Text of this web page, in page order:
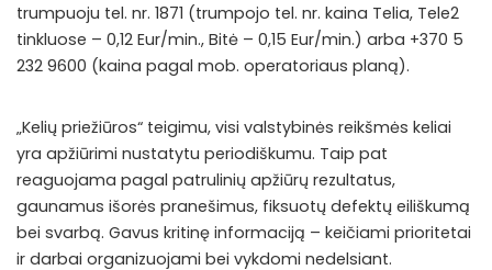
trumpuoju tel. nr. 1871 (trumpojo tel. nr. kaina Telia, Tele2
tinkluose – 0,12 Eur/min., Bitė – 0,15 Eur/min.) arba +370 5
232 9600 (kaina pagal mob. operatoriaus planą).
„Kelių priežiūros“ teigimu, visi valstybinės reikšmės keliai
yra apžiūrimi nustatytu periodiškumu. Taip pat
reaguojama pagal patrulinių apžiūrų rezultatus,
gaunamus išorės pranešimus, fiksuotų defektų eiliškumą
bei svarbą. Gavus kritinę informaciją – keičiami prioritetai
ir darbai organizuojami bei vykdomi nedelsiant.